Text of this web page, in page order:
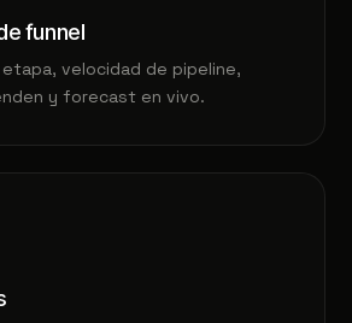
funnel
velocidad de pipeline,
y forecast en vivo.